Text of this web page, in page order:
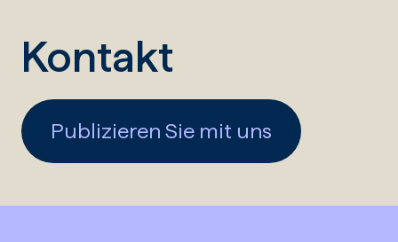
Kontakt
Publizieren Sie mit uns